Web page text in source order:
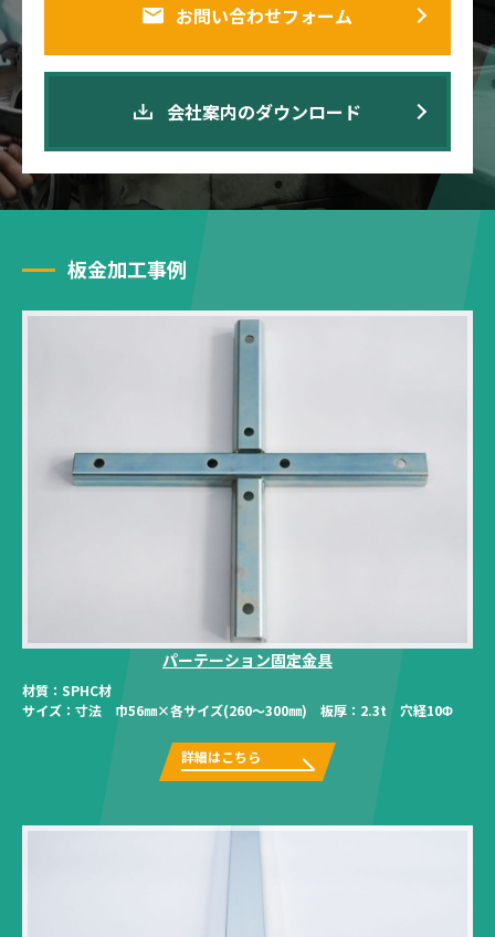
お問い合わせフォーム
会社案内のダウンロード
板金加工事例
パーテーション固定金具
材質： SPHC材
サイズ： 寸法 巾56㎜×各サイズ(260～300㎜) 板厚：2.3t 穴経10Φ
詳細はこちら